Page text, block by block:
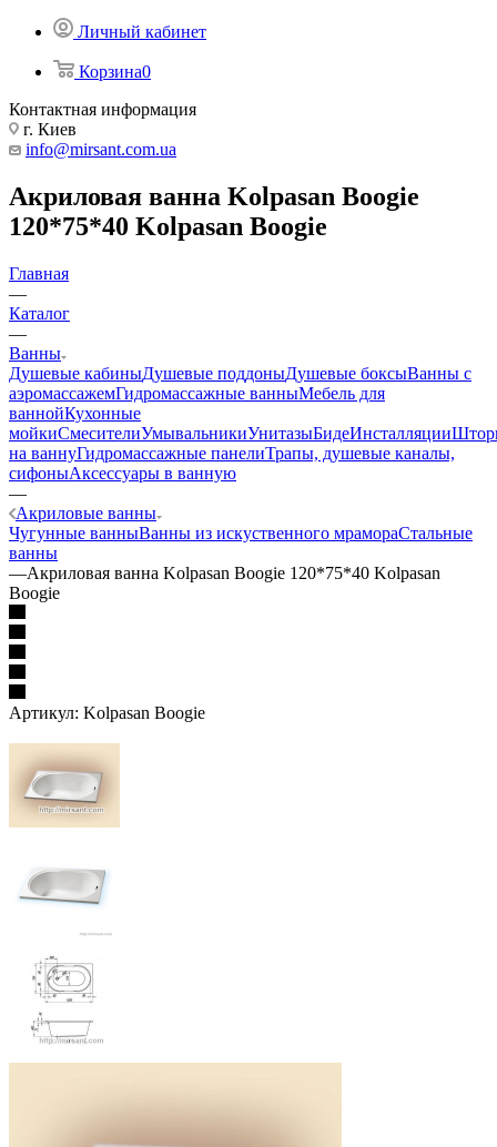
Личный кабинет
Корзина0
Контактная информация
г. Киев
info@mirsant.com.ua
Акриловая ванна Kolpasan Boogie
120*75*40 Kolpasan Boogie
Главная
—
Каталог
—
Ванны
Душевые кабиныДушевые поддоныДушевые боксыВанны с
аэромассажемГидромассажные ванныМебель для
ваннойКухонные
мойкиСмесителиУмывальникиУнитазыБидеИнсталляции
на ваннуГидромассажные панелиТрапы, душевые каналы,
сифоныАксессуары в ванную
—
Акриловые ванны
Чугунные ванныВанны из искуственного мрамораСтальные
ванны
—Акриловая ванна Kolpasan Boogie 120*75*40 Kolpasan
Boogie
Артикул: Kolpasan Boogie